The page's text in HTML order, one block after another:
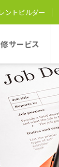
ントビルダー
サービス